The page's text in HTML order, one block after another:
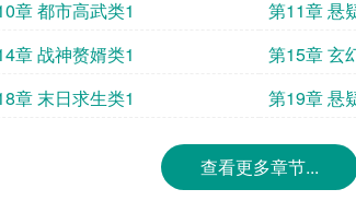
章 都市高武类1 第11章 悬
章 战神赘婿类1 第15章 玄
章 末日求生类1 第19章 悬
查看更多章节...